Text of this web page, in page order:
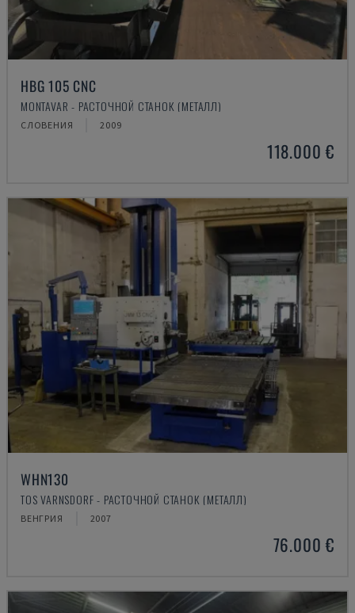
HBG 105 CNC
MONTAVAR - РАСТОЧНОЙ СТАНОК (МЕТАЛЛ)
СЛОВЕНИЯ 2009
118.000 €
WHN130
TOS VARNSDORF - РАСТОЧНОЙ СТАНОК (МЕТАЛЛ)
ВЕНГРИЯ 2007
76.000 €